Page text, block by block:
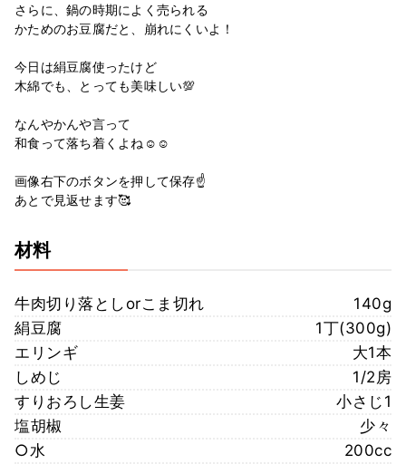
さらに、鍋の時期によく売られる
かためのお豆腐だと、崩れにくいよ！
今日は絹豆腐使ったけど
木綿でも、とっても美味しい💯
なんやかんや言って
和食って落ち着くよね☺️☺️
画像右下のボタンを押して保存☝️
あとで見返せます🥰
材料
牛肉切り落としorこま切れ
140g
絹豆腐
1丁(300g)
エリンギ
大1本
しめじ
1/2房
すりおろし生姜
小さじ1
塩胡椒
少々
○水
200cc